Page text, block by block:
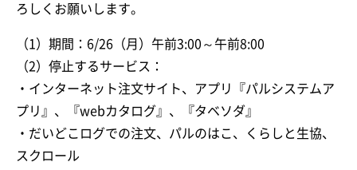
ろしくお願いします。
（1）期間：6/26（月）午前3:00～午前8:00
（2）停止するサービス：
・インターネット注文サイト、アプリ『パルシステムア
プリ』、『webカタログ』、『タベソダ』
・だいどこログでの注文、パルのはこ、くらしと生協、
スクロール